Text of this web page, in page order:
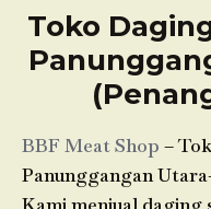
Toko
BBF Meat Shop –
Panunggangan